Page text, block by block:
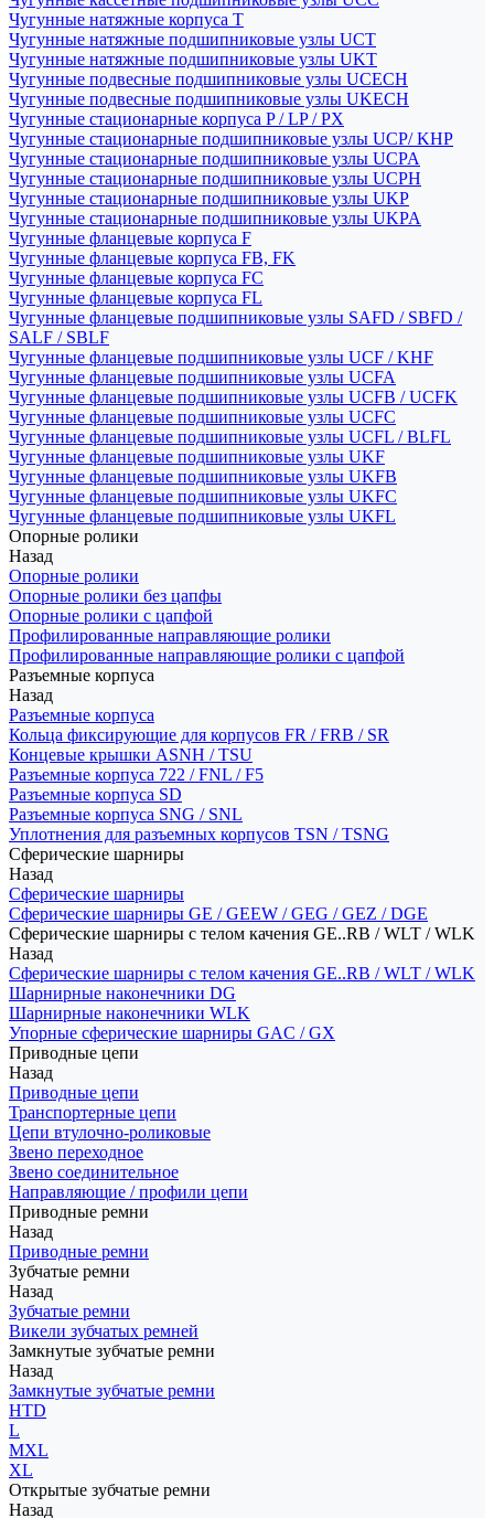
Чугунные натяжные корпуса T
Чугунные натяжные подшипниковые узлы UCT
Чугунные натяжные подшипниковые узлы UKT
Чугунные подвесные подшипниковые узлы UCECH
Чугунные подвесные подшипниковые узлы UKECH
Чугунные стационарные корпуса P / LP / PX
Чугунные стационарные подшипниковые узлы UCP/ KHP
Чугунные стационарные подшипниковые узлы UCPA
Чугунные стационарные подшипниковые узлы UCPH
Чугунные стационарные подшипниковые узлы UKP
Чугунные стационарные подшипниковые узлы UKPA
Чугунные фланцевые корпуса F
Чугунные фланцевые корпуса FB, FK
Чугунные фланцевые корпуса FC
Чугунные фланцевые корпуса FL
Чугунные фланцевые подшипниковые узлы SAFD / SBFD /
SALF / SBLF
Чугунные фланцевые подшипниковые узлы UCF / KHF
Чугунные фланцевые подшипниковые узлы UCFA
Чугунные фланцевые подшипниковые узлы UCFB / UCFK
Чугунные фланцевые подшипниковые узлы UCFC
Чугунные фланцевые подшипниковые узлы UCFL / BLFL
Чугунные фланцевые подшипниковые узлы UKF
Чугунные фланцевые подшипниковые узлы UKFB
Чугунные фланцевые подшипниковые узлы UKFC
Чугунные фланцевые подшипниковые узлы UKFL
Опорные ролики
Назад
Опорные ролики
Опорные ролики без цапфы
Опорные ролики с цапфой
Профилированные направляющие ролики
Профилированные направляющие ролики с цапфой
Разъемные корпуса
Назад
Разъемные корпуса
Кольца фиксирующие для корпусов FR / FRB / SR
Концевые крышки ASNH / TSU
Разъемные корпуса 722 / FNL / F5
Разъемные корпуса SD
Разъемные корпуса SNG / SNL
Уплотнения для разъемных корпусов TSN / TSNG
Сферические шарниры
Назад
Сферические шарниры
Сферические шарниры GE / GEEW / GEG / GEZ / DGE
Сферические шарниры с телом качения GE..RB / WLT / WLK
Назад
Сферические шарниры с телом качения GE..RB / WLT / WLK
Шарнирные наконечники DG
Шарнирные наконечники WLK
Упорные сферические шарниры GAC / GX
Приводные цепи
Назад
Приводные цепи
Транспортерные цепи
Цепи втулочно-роликовые
Звено переходное
Звено соединительное
Направляющие / профили цепи
Приводные ремни
Назад
Приводные ремни
Зубчатые ремни
Назад
Зубчатые ремни
Викели зубчатых ремней
Замкнутые зубчатые ремни
Назад
Замкнутые зубчатые ремни
HTD
L
MXL
XL
Открытые зубчатые ремни
Назад